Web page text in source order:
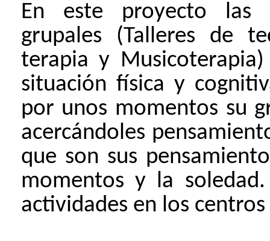
En este proyecto las
grupales (Talleres de
terapia y
situación física y
por unos momentos su
acercándoles
que son sus
momentos y la
actividades en los